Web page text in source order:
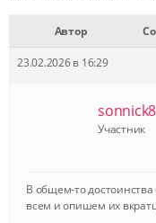
Автор
23.02.2026 в 16:29
Участник
В общем-то
всем и опишем их